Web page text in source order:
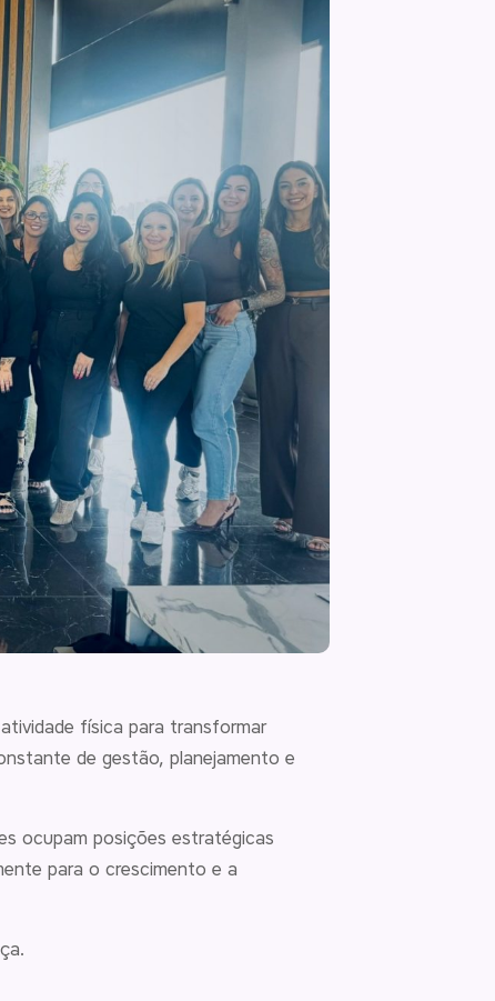
física para transformar
de gestão, planejamento e
ocupam posições estratégicas
para o crescimento e a